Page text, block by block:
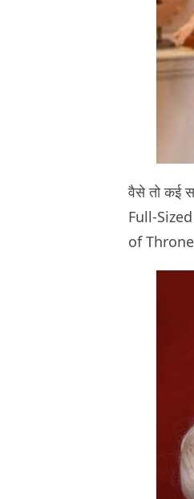
वैसे तो कई
Full-Sized
of